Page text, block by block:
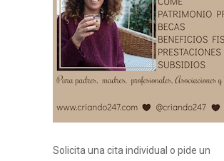
Solicita una cita individual o pide un